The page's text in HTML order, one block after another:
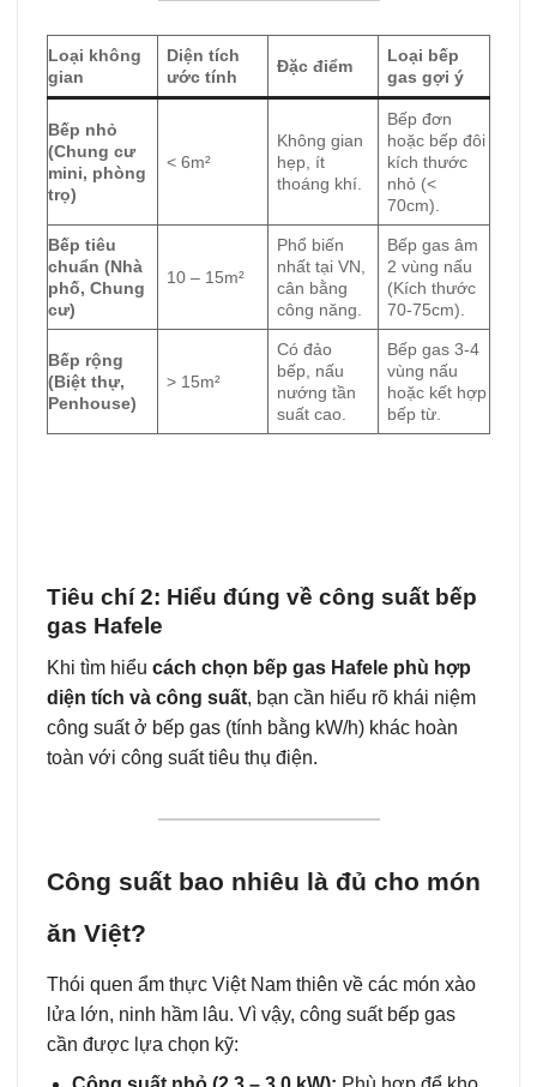
Loại không
gian
Diện tích
ước tính
Đặc điểm
Loại bếp
gas gợi ý
Bếp nhỏ
(Chung cư
mini, phòng
trọ)
< 6m²
Không gian
hẹp, ít
thoáng khí.
Bếp đơn
hoặc bếp đôi
kích thước
nhỏ (<
70cm).
Bếp tiêu
chuẩn (Nhà
phố, Chung
cư)
10 – 15m²
Phổ biến
nhất tại VN,
cân bằng
công năng.
Bếp gas âm
2 vùng nấu
(Kích thước
70-75cm).
Bếp rộng
(Biệt thự,
Penhouse)
> 15m²
Có đảo
bếp, nấu
nướng tần
suất cao.
Bếp gas 3-4
vùng nấu
hoặc kết hợp
bếp từ.
Tiêu chí 2: Hiểu đúng về công suất bếp
gas Hafele
Khi tìm hiểu cách chọn bếp gas Hafele phù hợp
diện tích và công suất, bạn cần hiểu rõ khái niệm
công suất ở bếp gas (tính bằng kW/h) khác hoàn
toàn với công suất tiêu thụ điện.
Công suất bao nhiêu là đủ cho món
ăn Việt?
Thói quen ẩm thực Việt Nam thiên về các món xào
lửa lớn, ninh hầm lâu. Vì vậy, công suất bếp gas
cần được lựa chọn kỹ: